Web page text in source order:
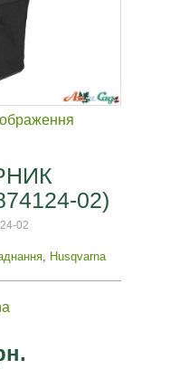
02)
02
Husqvarna